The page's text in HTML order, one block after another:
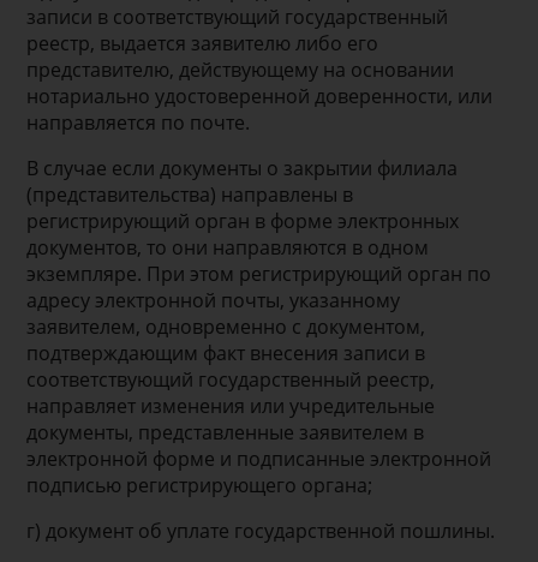
записи в соответствующий государственный
реестр, выдается заявителю либо его
представителю, действующему на основании
нотариально удостоверенной доверенности, или
направляется по почте.
В случае если документы о закрытии филиала
(представительства) направлены в
регистрирующий орган в форме электронных
документов, то они направляются в одном
экземпляре. При этом регистрирующий орган по
адресу электронной почты, указанному
заявителем, одновременно с документом,
подтверждающим факт внесения записи в
соответствующий государственный реестр,
направляет изменения или учредительные
документы, представленные заявителем в
электронной форме и подписанные электронной
подписью регистрирующего органа;
г) документ об уплате государственной пошлины.